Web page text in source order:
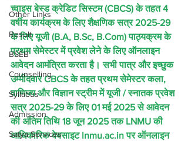
Other Links
Result
BSEB
Counselling
Syllabus
Admission
Satya Services
च्वाइस बेस्ड क्रेडिट सिस्टम (CBCS) के तहत 4
वर्षीय कार्यक्रम के लिए शैक्षणिक सत्र 2025-29
के लिए यूजी (B.A, B.Sc, B.Com) पाठ्यक्रम के
प्रथम सेमेस्टर में प्रवेश लेने के लिए ऑनलाइन
आवेदन आमंत्रित करता है। सभी पात्र और इच्छुक
उम्मीदवार CBCS के तहत प्रथम सेमेस्टर कला,
वाणिज्य और विज्ञान स्ट्रीम में यूजी / स्नातक प्रवेश
सत्र 2025-29 के लिए 01 मई 2025 से आवेदन
की अंतिम तिथि 18 जून 2025 तक LNMU की
आधिकारिक वेबसाइट lnmu.ac.in पर ऑनलाइन